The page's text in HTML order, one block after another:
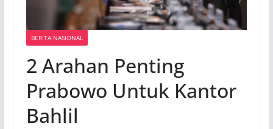
BERITA NASIONAL
2 Arahan Penting
Prabowo Untuk Kantor
Bahlil